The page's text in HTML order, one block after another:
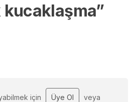
kucaklaşma”
için Üye Ol veya